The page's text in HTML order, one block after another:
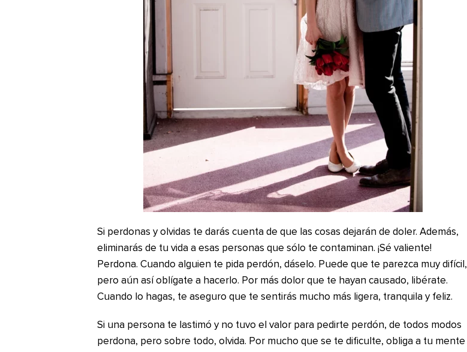
Si perdonas y olvidas te darás cuenta de que las cosas dejarán de doler. Además,
eliminarás de tu vida a esas personas que sólo te contaminan. ¡Sé valiente!
Perdona. Cuando alguien te pida perdón, dáselo. Puede que te parezca muy difícil,
pero aún así oblígate a hacerlo. Por más dolor que te hayan causado, libérate.
Cuando lo hagas, te aseguro que te sentirás mucho más ligera, tranquila y feliz.
Si una persona te lastimó y no tuvo el valor para pedirte perdón, de todos modos
perdona, pero sobre todo, olvida. Por mucho que se te dificulte, obliga a tu mente